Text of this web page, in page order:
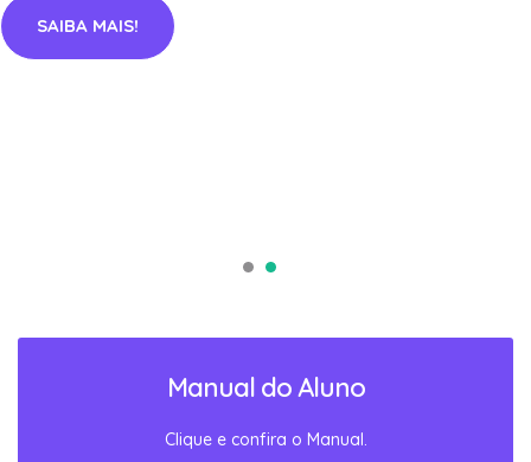
SAIBA MAIS!
Manual do Aluno
Clique e confira o Manual.